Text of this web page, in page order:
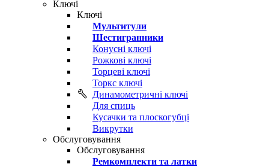
Ключі
Ключі
Мультитули
Шестигранники
Конусні ключі
Рожкові ключі
Торцеві ключі
Торкс ключі
Динамометричні ключі
Для спиць
Кусачки та плоскогубці
Викрутки
Обслуговування
Обслуговування
Ремкомплекти та латки